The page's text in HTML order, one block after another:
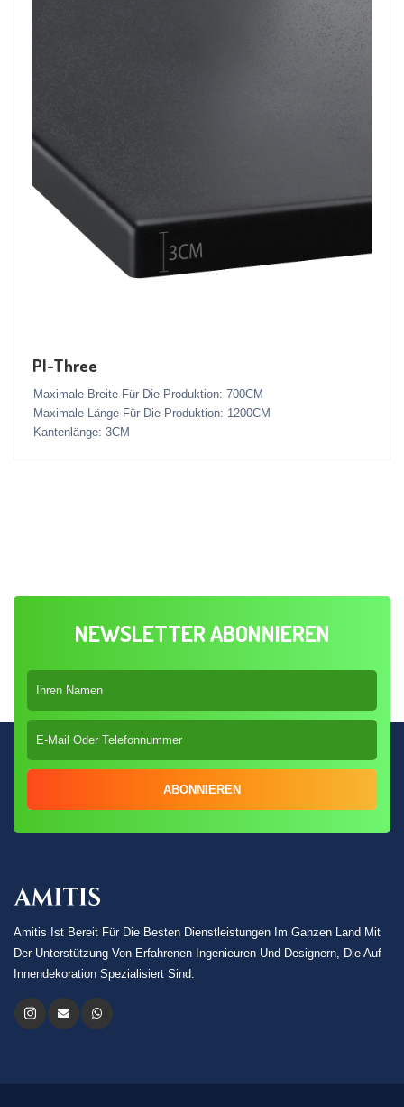
PI-Three
Maximale Breite Für Die Produktion: 700CM
Maximale Länge Für Die Produktion: 1200CM
Kantenlänge: 3CM
NEWSLETTER ABONNIEREN
ABONNIEREN
Amitis Ist Bereit Für Die Besten Dienstleistungen Im Ganzen Land Mit
Der Unterstützung Von Erfahrenen Ingenieuren Und Designern, Die Auf
Innendekoration Spezialisiert Sind.